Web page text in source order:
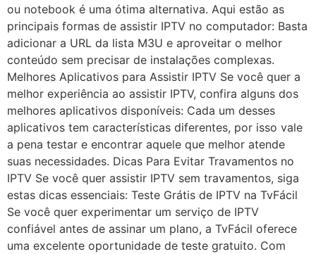
ou notebook é uma ótima alternativa. Aqui estão as
principais formas de assistir IPTV no computador: Basta
adicionar a URL da lista M3U e aproveitar o melhor
conteúdo sem precisar de instalações complexas.
Melhores Aplicativos para Assistir IPTV Se você quer a
melhor experiência ao assistir IPTV, confira alguns dos
melhores aplicativos disponíveis: Cada um desses
aplicativos tem características diferentes, por isso vale
a pena testar e encontrar aquele que melhor atende
suas necessidades. Dicas Para Evitar Travamentos no
IPTV Se você quer assistir IPTV sem travamentos, siga
estas dicas essenciais: Teste Grátis de IPTV na TvFácil
Se você quer experimentar um serviço de IPTV
confiável antes de assinar um plano, a TvFácil oferece
uma excelente oportunidade de teste gratuito. Com